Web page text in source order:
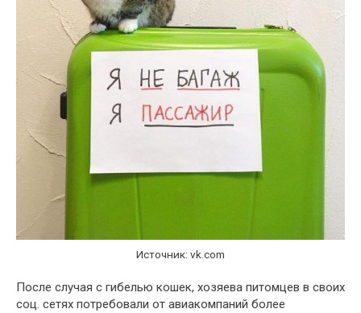
Источник: vk.com
После случая с гибелью кошек, хозяева питомцев в своих
соц. сетях потребовали от авиакомпаний более